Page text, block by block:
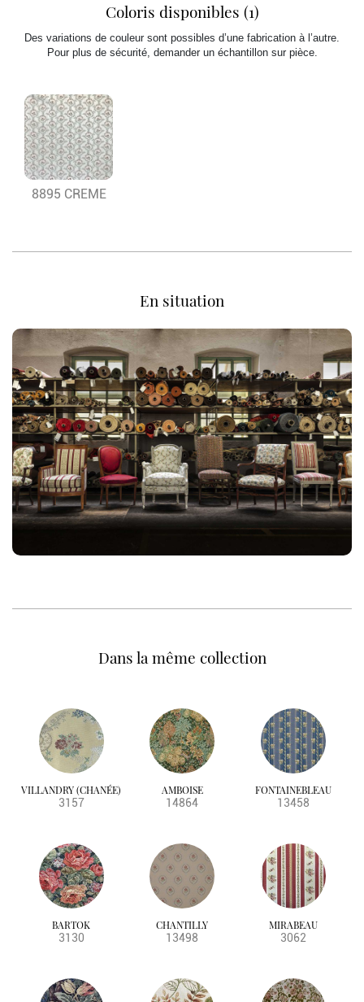
Coloris disponibles (1)
Des variations de couleur sont possibles d’une fabrication à l’autre.
Pour plus de sécurité, demander un échantillon sur pièce.
8895 CREME
En situation
Dans la même collection
VILLANDRY (CHANÉE)
3157
AMBOISE
14864
FONTAINEBLEAU
13458
BARTOK
3130
CHANTILLY
13498
MIRABEAU
3062